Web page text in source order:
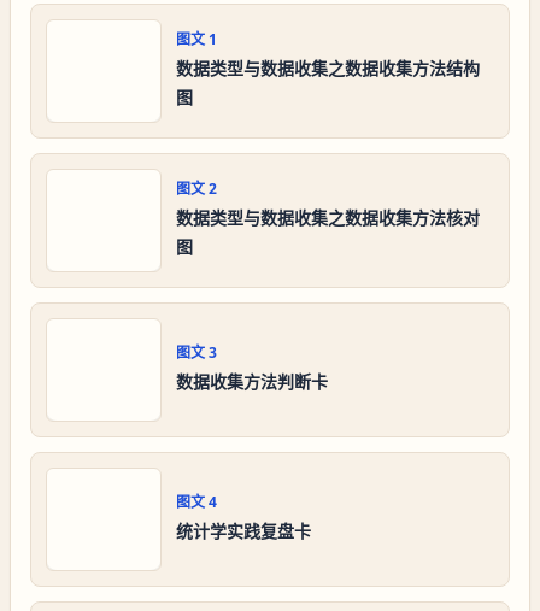
图文 1
数据类型与数据收集之数据收集方法结构
图
图文2
数据类型与数据收集之数据收集方法核对
图
图文3
数据收集方法判断卡
图文4
统计学实践复盘卡